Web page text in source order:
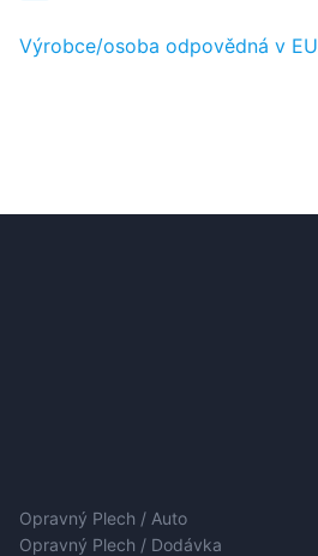
Výrobce/osoba odpovědná v EU
Opravný Plech / Auto
Opravný Plech / Dodávka